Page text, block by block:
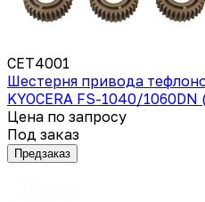
CET4001
Шестерня привода
KYOCERA FS-1040/1060DN
Цена по запросу
Под заказ
Предзаказ